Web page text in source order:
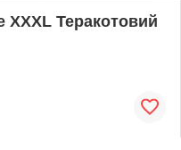
XXXL Теракотовий